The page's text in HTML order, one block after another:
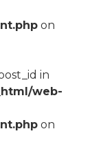
on
in
web-
on